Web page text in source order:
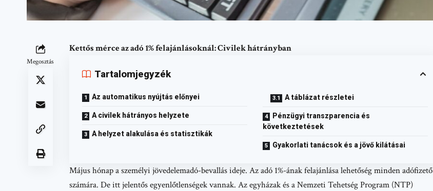
Megosztás
Kettős mérce az adó 1% felajánlásoknál: Civilek hátrányban
Tartalomjegyzék
Az automatikus nyújtás előnyei
A civilek hátrányos helyzete
A helyzet alakulása és statisztikák
A táblázat részletei
Pénzügyi transzparencia és
következtetések
Gyakorlati tanácsok és a jövő kilátásai
Május hónap a személyi jövedelemadó-bevallás ideje. Az adó 1%-ának felajánlása lehetőség minden adófizető
számára. De itt jelentős egyenlőtlenségek vannak. Az egyházak és a Nemzeti Tehetség Program (NTP)